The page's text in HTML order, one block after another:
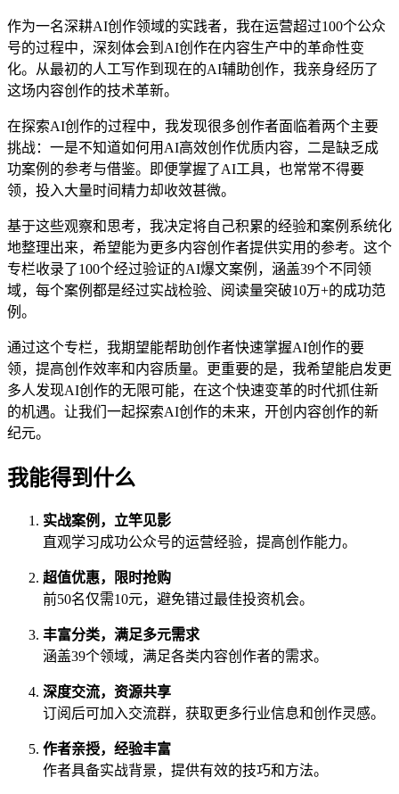
作为一名深耕AI创作领域的实践者，我在运营超过100个公众
号的过程中，深刻体会到AI创作在内容生产中的革命性变
化。从最初的人工写作到现在的AI辅助创作，我亲身经历了
这场内容创作的技术革新。
在探索AI创作的过程中，我发现很多创作者面临着两个主要
挑战：一是不知道如何用AI高效创作优质内容，二是缺乏成
功案例的参考与借鉴。即便掌握了AI工具，也常常不得要
领，投入大量时间精力却收效甚微。
基于这些观察和思考，我决定将自己积累的经验和案例系统化
地整理出来，希望能为更多内容创作者提供实用的参考。这个
专栏收录了100个经过验证的AI爆文案例，涵盖39个不同领
域，每个案例都是经过实战检验、阅读量突破10万+的成功范
例。
通过这个专栏，我期望能帮助创作者快速掌握AI创作的要
领，提高创作效率和内容质量。更重要的是，我希望能启发更
多人发现AI创作的无限可能，在这个快速变革的时代抓住新
的机遇。让我们一起探索AI创作的未来，开创内容创作的新
纪元。
我能得到什么
实战案例，立竿见影
直观学习成功公众号的运营经验，提高创作能力。
超值优惠，限时抢购
前50名仅需10元，避免错过最佳投资机会。
丰富分类，满足多元需求
涵盖39个领域，满足各类内容创作者的需求。
深度交流，资源共享
订阅后可加入交流群，获取更多行业信息和创作灵感。
作者亲授，经验丰富
作者具备实战背景，提供有效的技巧和方法。